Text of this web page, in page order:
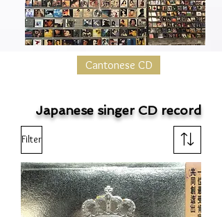
Cantonese CD
Japanese singer CD record
Filter